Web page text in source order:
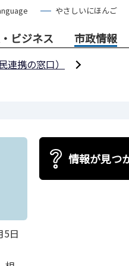
やさしいにほんご
ビジネス 市政情報
携の窓口）
5日
情報が見つ